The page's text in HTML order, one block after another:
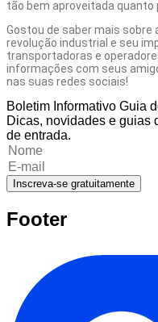
tão bem aproveitada quanto
Gostou de saber mais sobre
revolução industrial e seu
transportadoras e
informações com seus
nas suas redes sociais!
Boletim Informativo Guia
Dicas, novidades e guias
de entrada.
Inscreva-se gratuitamente
Footer